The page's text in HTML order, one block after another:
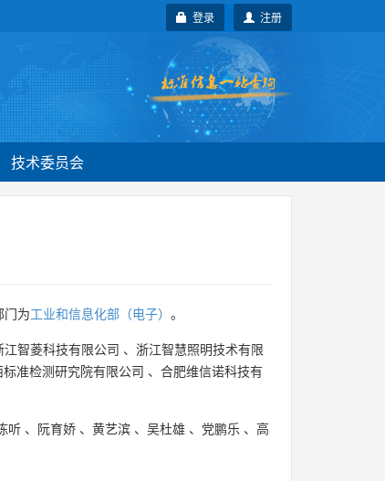
注册
登录
技术委员会
门为工业和信息化部（电子） 。
江智菱科技有限公司 、 浙江智慧照明技术有限
标准检测研究院有限公司 、 合肥维信诺科技有
听 、 阮育娇 、 黄艺滨 、 吴杜雄 、 党鹏乐 、 高